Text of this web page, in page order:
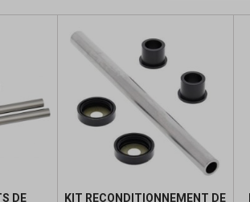
DE
KIT RECONDITIONNEMENT DE